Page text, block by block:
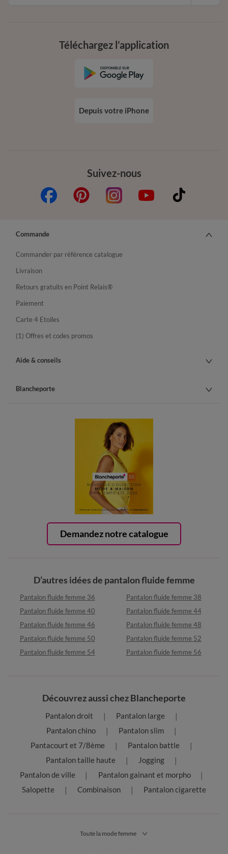
Suivez-nous
Téléchargez l’application
Depuis votre iPhone
Demandez notre catalogue
Commande
Commander par référence catalogue
Livraison
Retours gratuits en Point Relais®
Paiement
Carte 4 Etoiles
(1) Offres et codes promos
Aide & conseils
Blancheporte
D’autres idées de pantalon fluide femme
Pantalon fluide femme 36
Pantalon fluide femme 38
Pantalon fluide femme 40
Pantalon fluide femme 44
Pantalon fluide femme 46
Pantalon fluide femme 48
Pantalon fluide femme 50
Pantalon fluide femme 52
Pantalon fluide femme 54
Pantalon fluide femme 56
Découvrez aussi chez Blancheporte
Pantalon droit
Pantalon large
Pantalon chino
Pantalon slim
Pantacourt et 7/8ème
Pantalon battle
Pantalon taille haute
Jogging
Pantalon de ville
Pantalon gainant et morpho
Salopette
Combinaison Pantalon cigarette
Toute la mode femme